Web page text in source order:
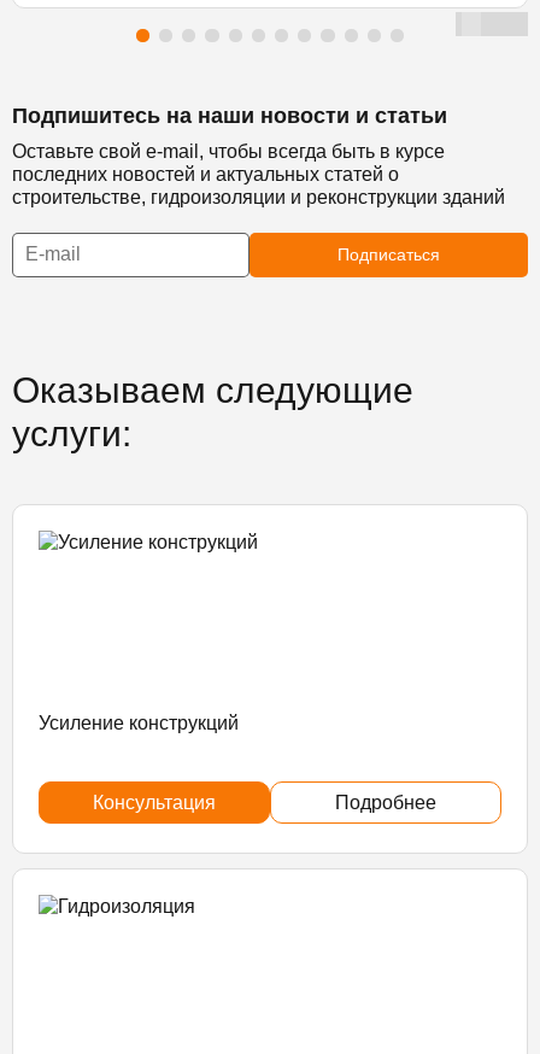
Подпишитесь на наши новости и статьи
Оставьте свой e-mail, чтобы всегда быть в курсе
последних новостей и актуальных статей о
строительстве, гидроизоляции и реконструкции зданий
Подписаться
Оказываем следующие
услуги:
Усиление конструкций
Консультация Подробнее